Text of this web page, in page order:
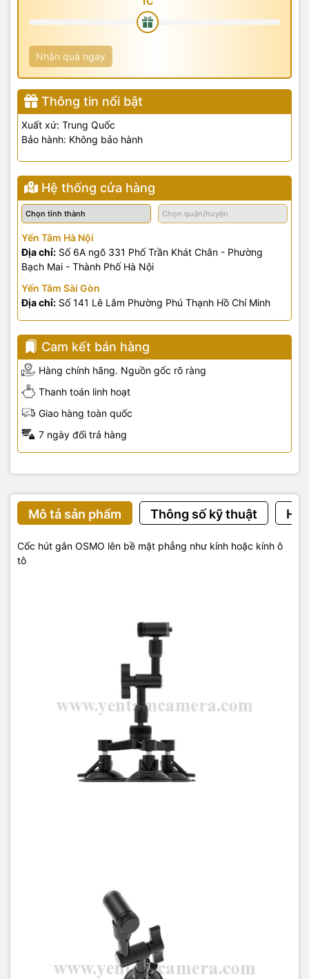
Nhận quà ngay
Thông tin nổi bật
Xuất xứ: Trung Quốc
Bảo hành: Không bảo hành
Hệ thống cửa hàng
Yến Tâm Hà Nội
Địa chỉ: Số 6A ngõ 331 Phố Trần Khát Chân - Phường
Bạch Mai - Thành Phố Hà Nội
Yến Tâm Sài Gòn
Địa chỉ: Số 141 Lê Lâm Phường Phú Thạnh Hồ Chí Minh
Cam kết bán hàng
Hàng chính hãng. Nguồn gốc rõ ràng
Thanh toán linh hoạt
Giao hàng toàn quốc
7 ngày đổi trả hàng
Mô tả sản phẩm Thông số kỹ thuật
Cốc hút gắn OSMO lên bề mặt phẳng như kính hoặc kính ô
tô